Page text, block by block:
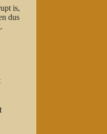
is,
dus